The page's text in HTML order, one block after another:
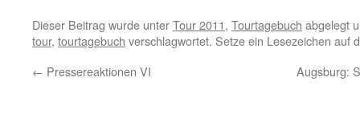
Dieser Beitrag wurde unterTour 2011, Tourtagebuch abgelegt
tour, tourtagebuch verschlagwortet. Setze ein Lesezeichen auf
← Pressereaktionen VI Augsburg: